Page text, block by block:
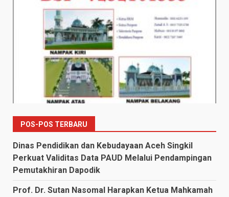
POS-POS TERBARU
Dinas Pendidikan dan Kebudayaan Aceh Singkil
Perkuat Validitas Data PAUD Melalui Pendampingan
Pemutakhiran Dapodik
Prof. Dr. Sutan Nasomal Harapkan Ketua Mahkamah